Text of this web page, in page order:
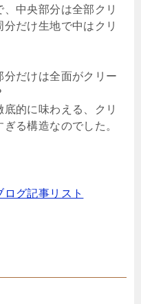
中央部分は全部クリ
だけ生地で中はクリ
分だけは全面がクリー
的に味わえる、クリ
る構造なのでした。
ログ記事リスト